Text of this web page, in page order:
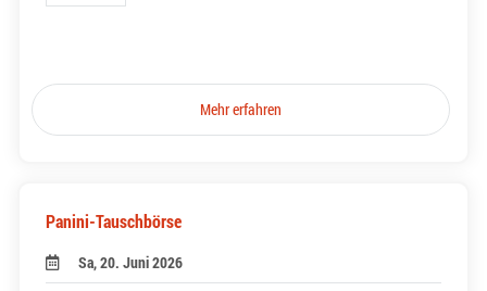
Mehr erfahren
Panini-Tauschbörse
Sa, 20. Juni 2026